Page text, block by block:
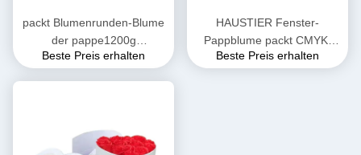
packt Blumenrunden-Blume
der pappe1200g
UVbeschichtung ein
Beste Preis erhalten
HAUSTIER Fenster-
Pappblume packt CMYK-
Herz-Geschenkboxen ein
Beste Preis erhalten